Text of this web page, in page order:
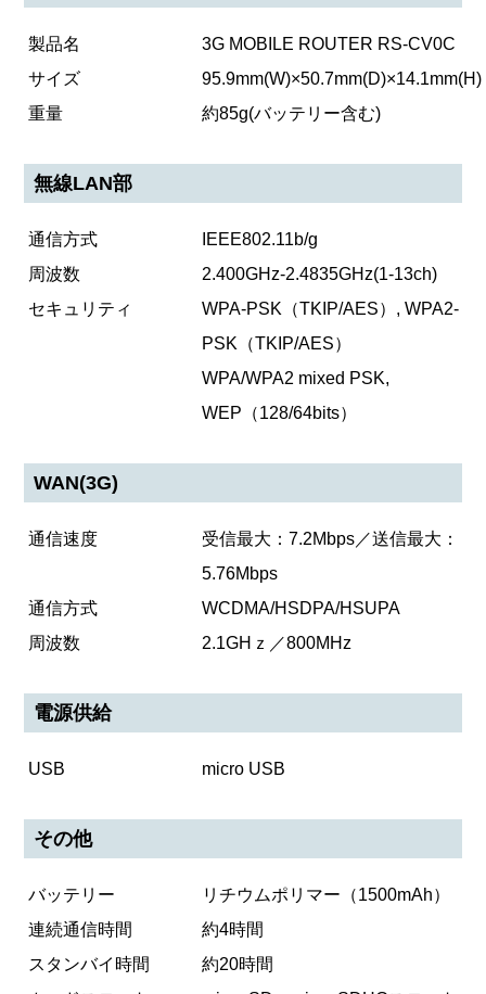
製品名
3G MOBILE ROUTER RS-CV0C
サイズ
95.9mm(W)×50.7mm(D)×14.1mm(H)
重量
約85g(バッテリー含む)
無線LAN部
通信方式
IEEE802.11b/g
周波数
2.400GHz-2.4835GHz(1-13ch)
セキュリティ
WPA-PSK（TKIP/AES）, WPA2-
PSK（TKIP/AES）
WPA/WPA2 mixed PSK,
WEP（128/64bits）
WAN(3G)
通信速度
受信最大：7.2Mbps／送信最大：
5.76Mbps
通信方式
WCDMA/HSDPA/HSUPA
周波数
2.1GHｚ／800MHz
電源供給
USB micro USB
その他
バッテリー
リチウムポリマー（1500mAh）
連続通信時間
約4時間
スタンバイ時間
約20時間